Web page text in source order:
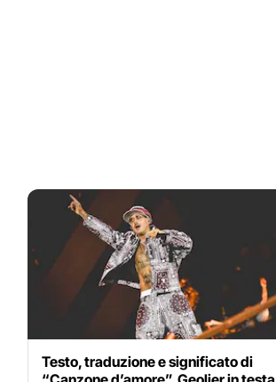
Testo, traduzione e significato di